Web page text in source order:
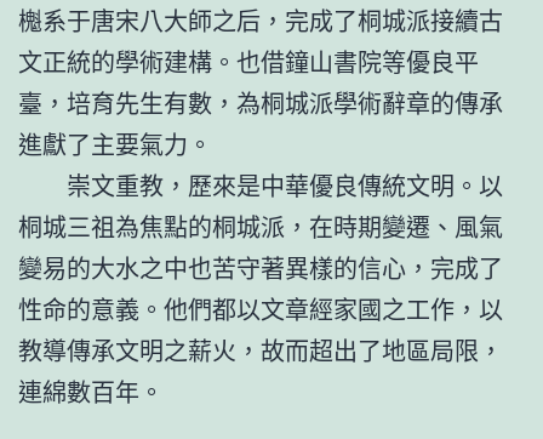
櫆系于唐宋八大師之后，完成了桐城派接續古
文正統的學術建構。也借鐘山書院等優良平
臺，培育先生有數，為桐城派學術辭章的傳承
進獻了主要氣力。
崇文重教，歷來是中華優良傳統文明。以
桐城三祖為焦點的桐城派，在時期變遷、風氣
變易的大水之中也苦守著異樣的信心，完成了
性命的意義。他們都以文章經家國之工作，以
教導傳承文明之薪火，故而超出了地區局限，
連綿數百年。